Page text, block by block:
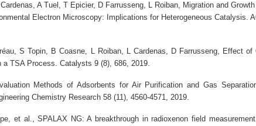
A Tuel, T Epicier, D Farrusseng, L Roiban, Migration and
Electron Microscopy: Implications for Heterogeneous Catalysis.
S Topin, B Coasne, L Roiban, L Cardenas, D Farrusseng, Effect of
a TSA Process.Catalysts 9 (8), 686, 2019.
Methods of Adsorbents for Air Purification and Gas
Chemistry Research 58 (11), 4560-4571, 2019.
et al.,SPALAX NG: A breakthrough in radioxenon field measurement